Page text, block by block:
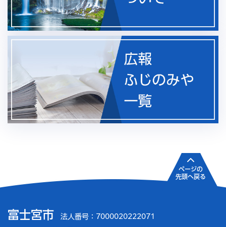
富士宮市 法人番号：7000020222071
ページの
先頭へ戻る